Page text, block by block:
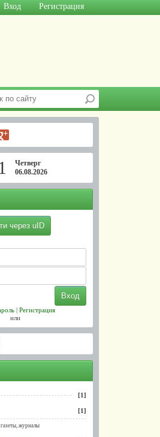
Регистрация
Вход
Четверг
06.08.2026
через uID
| Регистрация
или
[1]
[1]
газеты, журналы